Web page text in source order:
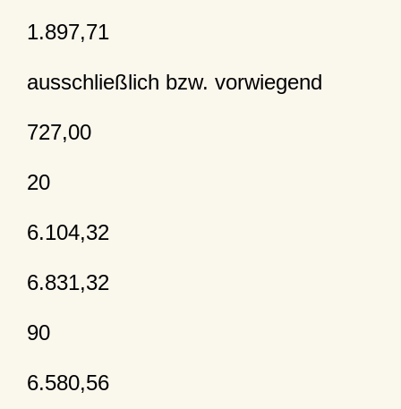
1.897,71
ausschließlich bzw. vorwiegend
727,00
20
6.104,32
6.831,32
90
6.580,56